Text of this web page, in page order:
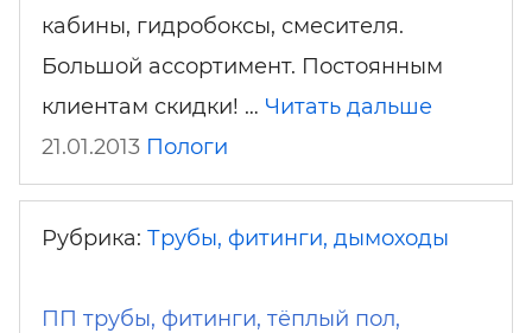
кабины, гидробоксы, смесителя.
Большой ассортимент. Постоянным
клиентам скидки! … Читать дальше
21.01.2013 Пологи
Рубрика: Трубы, фитинги, дымоходы
ПП трубы, фитинги, тёплый пол,